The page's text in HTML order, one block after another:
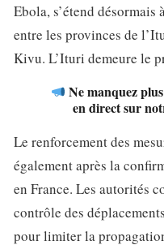
Ebola, s’étend désormais
entre les provinces de
Kivu. L’Ituri demeure le
Ne manquez
en direct sur
Le renforcement des
également après la
en France. Les autorités
contrôle des
pour limiter la